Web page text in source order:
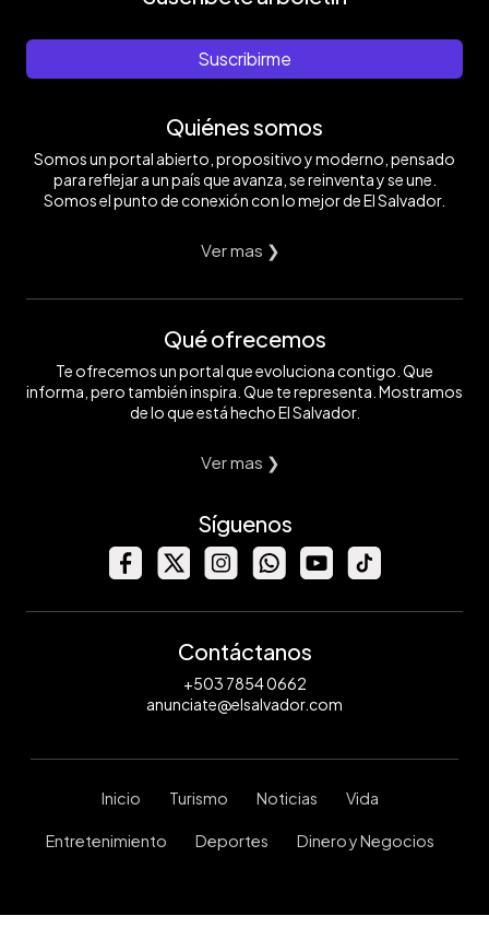
Suscribirme
Quiénes somos
Somos un portal abierto, propositivo y moderno, pensado
para reflejar a un país que avanza, se reinventa y se une.
Somos el punto de conexión con lo mejor de El Salvador.
Ver mas ❯
Qué ofrecemos
Te ofrecemos un portal que evoluciona contigo. Que
informa, pero también inspira. Que te representa. Mostramos
de lo que está hecho El Salvador.
Ver mas ❯
Síguenos
Contáctanos
+503 7854 0662
anunciate@elsalvador.com
Inicio Turismo Noticias Vida
Entretenimiento Deportes Dinero y Negocios